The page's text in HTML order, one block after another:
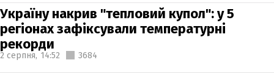
Україну накрив "тепловий купол": у 5
регіонах зафіксували температурні
рекорди
2 серпня, 14:52 3684